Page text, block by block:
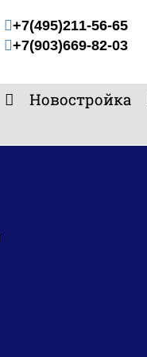
+7(495)211-56-65
+7(903)669-82-03
Новостройка